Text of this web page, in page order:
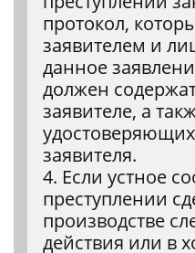
протокол,
заявителем и
данное
должен
заявителе, а
заявителя.
4. Если устное
преступлении
производстве
действия или в